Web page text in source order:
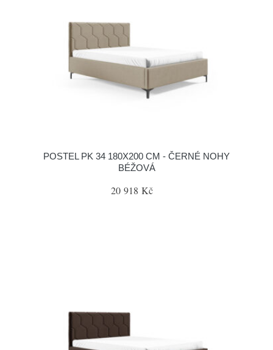
POSTEL PK 34 180X200 CM - ČERNÉ NOHY
BÉŽOVÁ
20 918 Kč